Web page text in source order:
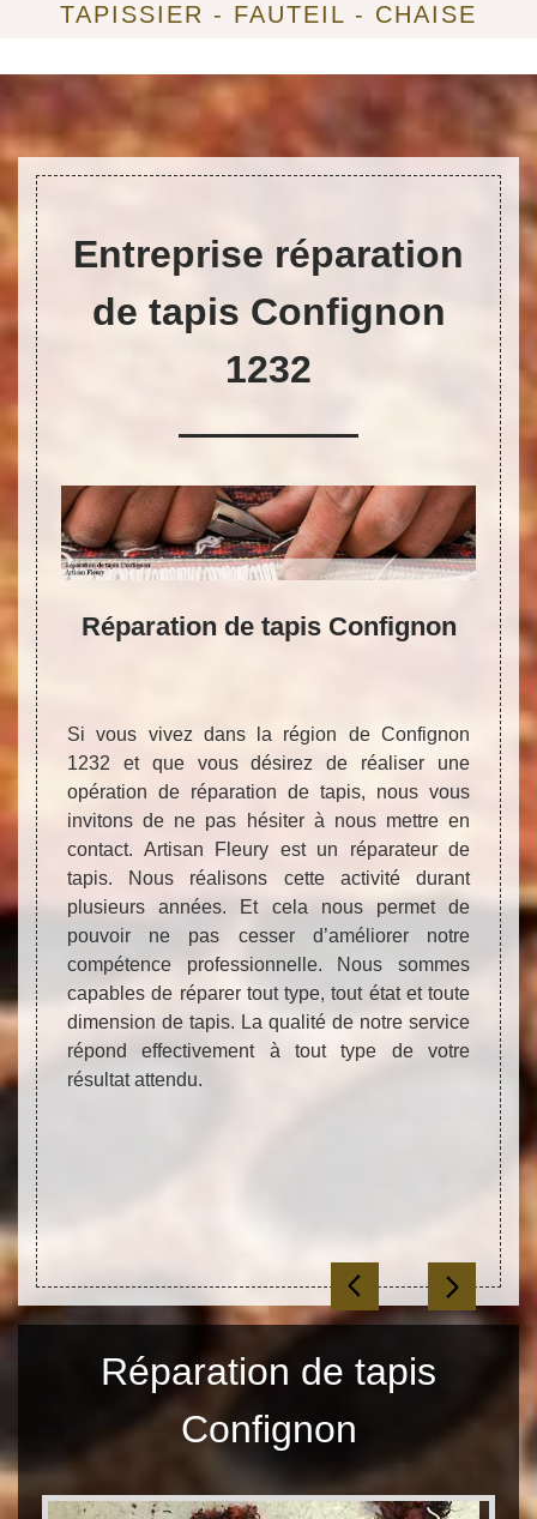
TAPISSIER - FAUTEIL - CHAISE
Entreprise réparation
de tapis Confignon
1232
de
de
petit
un
de
de
vous
Réparation de tapis Confignon
Si vous vivez dans la région de Confignon
1232 et que vous désirez de réaliser une
opération de réparation de tapis, nous vous
invitons de ne pas hésiter à nous mettre en
contact. Artisan Fleury est un réparateur de
tapis. Nous réalisons cette activité durant
plusieurs années. Et cela nous permet de
pouvoir ne pas cesser d’améliorer notre
compétence professionnelle. Nous sommes
capables de réparer tout type, tout état et toute
dimension de tapis. La qualité de notre service
répond effectivement à tout type de votre
résultat attendu.
Le
loin
vous
du
le
un
Réparation de tapis
Confignon